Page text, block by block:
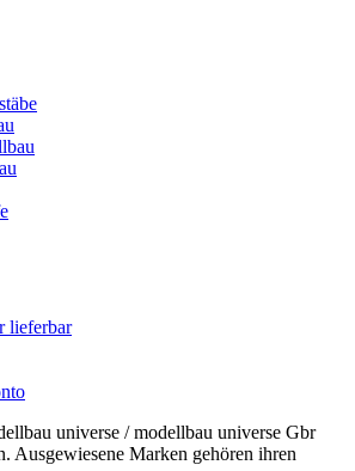
lieferbar
universe / modellbau universe Gbr
Ausgewiesene Marken gehören ihren